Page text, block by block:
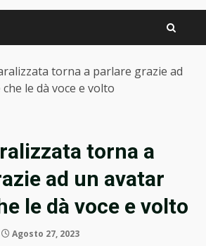
torna a parlare grazie ad
le dà voce e volto
torna a
ad un avatar
le dà voce e volto
Agosto 27, 2023